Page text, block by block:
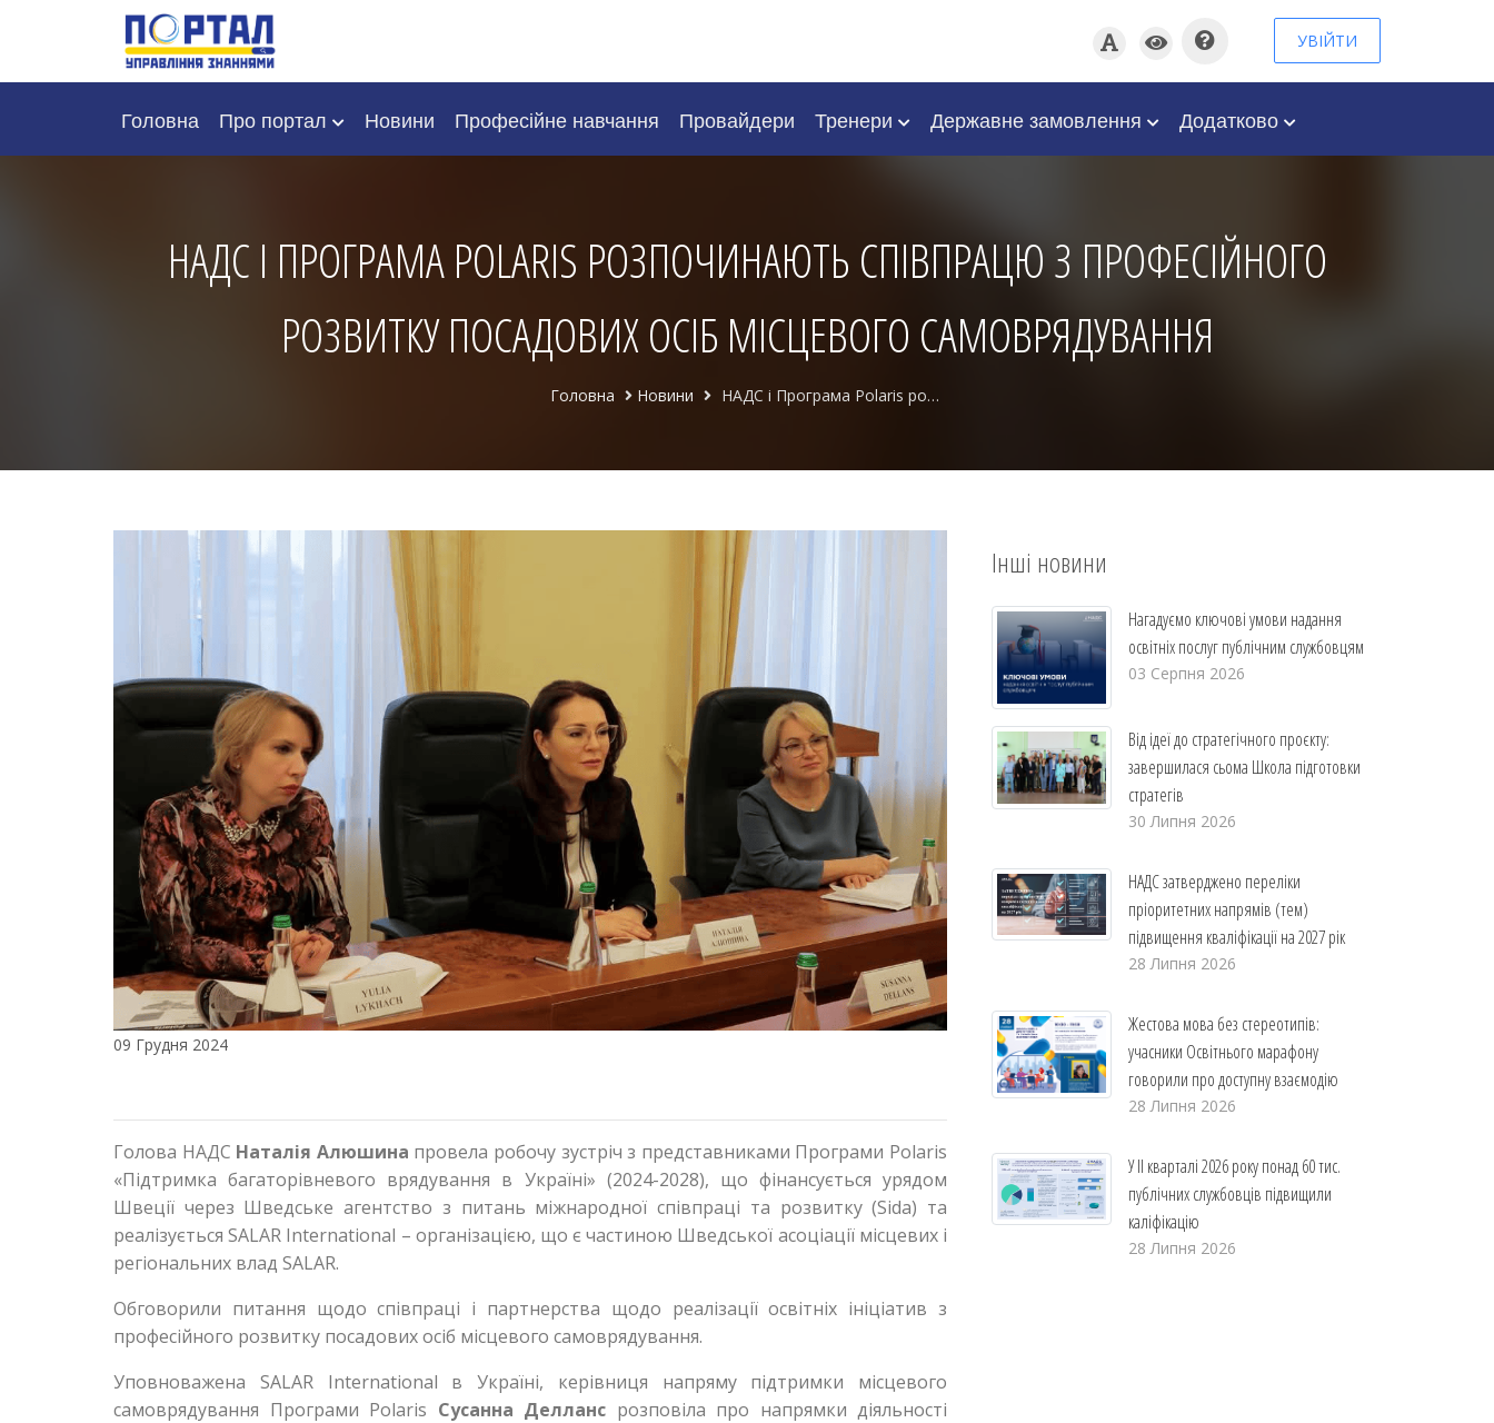
УВІЙТИ
Головна Про портал Новини Професійне навчання Провайдери Тренери Державне замовлення Додатково
НАДС І ПРОГРАМА POLARIS РОЗПОЧИНАЮТЬ СПІВПРАЦЮ З ПРОФЕСІЙНОГО
РОЗВИТКУ ПОСАДОВИХ ОСІБ МІСЦЕВОГО САМОВРЯДУВАННЯ
Головна Новини НАДС і Програма Polaris розпочинають співпрацю з професійного розвитку посадових осіб місцевого самоврядування
09 Грудня 2024
Голова НАДС Наталія Алюшина провела робочу зустріч з представниками Програми Polaris
«Підтримка багаторівневого врядування в Україні» (2024-2028), що фінансується урядом
Швеції через Шведське агентство з питань міжнародної співпраці та розвитку (Sida) та
реалізується SALAR International – організацією, що є частиною Шведської асоціації місцевих і
регіональних влад SALAR.
Обговорили питання щодо співпраці і партнерства щодо реалізації освітніх ініціатив з
професійного розвитку посадових осіб місцевого самоврядування.
Уповноважена SALAR International в Україні, керівниця напряму підтримки місцевого
самоврядування Програми Polaris Сусанна Делланс розповіла про напрямки діяльності
Інші новини
Нагадуємо ключові умови надання
освітніх послуг публічним службовцям
03 Серпня 2026
Від ідеї до стратегічного проєкту:
завершилася сьома Школа підготовки
стратегів
30 Липня 2026
НАДС затверджено переліки
пріоритетних напрямів (тем)
підвищення кваліфікації на 2027 рік
28 Липня 2026
Жестова мова без стереотипів:
учасники Освітнього марафону
говорили про доступну взаємодію
28 Липня 2026
У ІІ кварталі 2026 року понад 60 тис.
публічних службовців підвищили
каліфікацію
28 Липня 2026